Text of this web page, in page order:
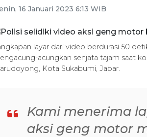
16 Januari 2023 6:13 WIB
layar dari video berdurasi 50
acungkan senjata tajam saat
Kota Sukabumi, Jabar.
Kami menerima
aksi geng motor